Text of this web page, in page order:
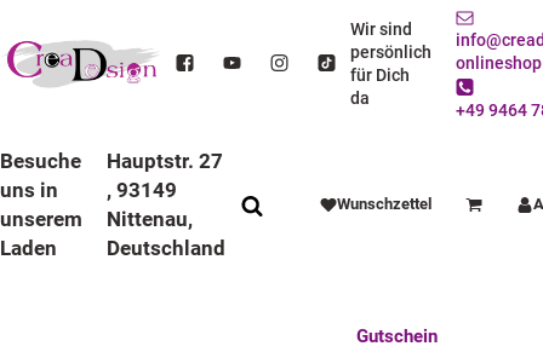
Wir sind
persönlich
für Dich
da
+49 9464
Besuche
uns in
unserem
Laden
Hauptstr. 27
, 93149
Nittenau,
Deutschland
Wunschzettel Warenkorb
Gutschein
KINDER FUNKWECKER SCHWARZ SUPERHELD